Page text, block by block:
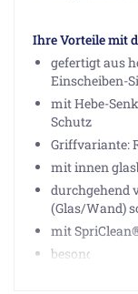
Ihre Vorteile mit
gefertigt aus
Einscheiben-
mit Hebe-
Schutz
Griffvariante:
mit innen
durchgehend
(Glas/Wand)
mit
besonders als